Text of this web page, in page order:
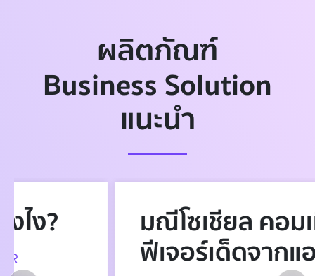
ผลิตภัณฑ์
Business Solution
แนะนำ
มณีโซเชียล คอมเมิร์ซ
ฟีเจอร์เด็ดจากแอปมณี